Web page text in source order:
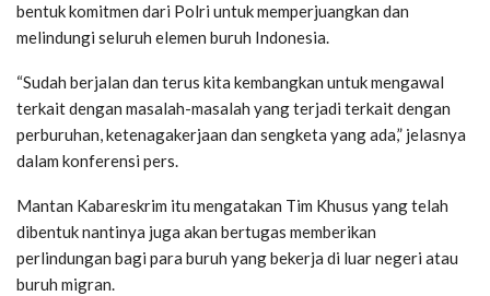
bentuk komitmen dari Polri untuk memperjuangkan dan
melindungi seluruh elemen buruh Indonesia.
“Sudah berjalan dan terus kita kembangkan untuk mengawal
terkait dengan masalah-masalah yang terjadi terkait dengan
perburuhan, ketenagakerjaan dan sengketa yang ada,” jelasnya
dalam konferensi pers.
Mantan Kabareskrim itu mengatakan Tim Khusus yang telah
dibentuk nantinya juga akan bertugas memberikan
perlindungan bagi para buruh yang bekerja di luar negeri atau
buruh migran.